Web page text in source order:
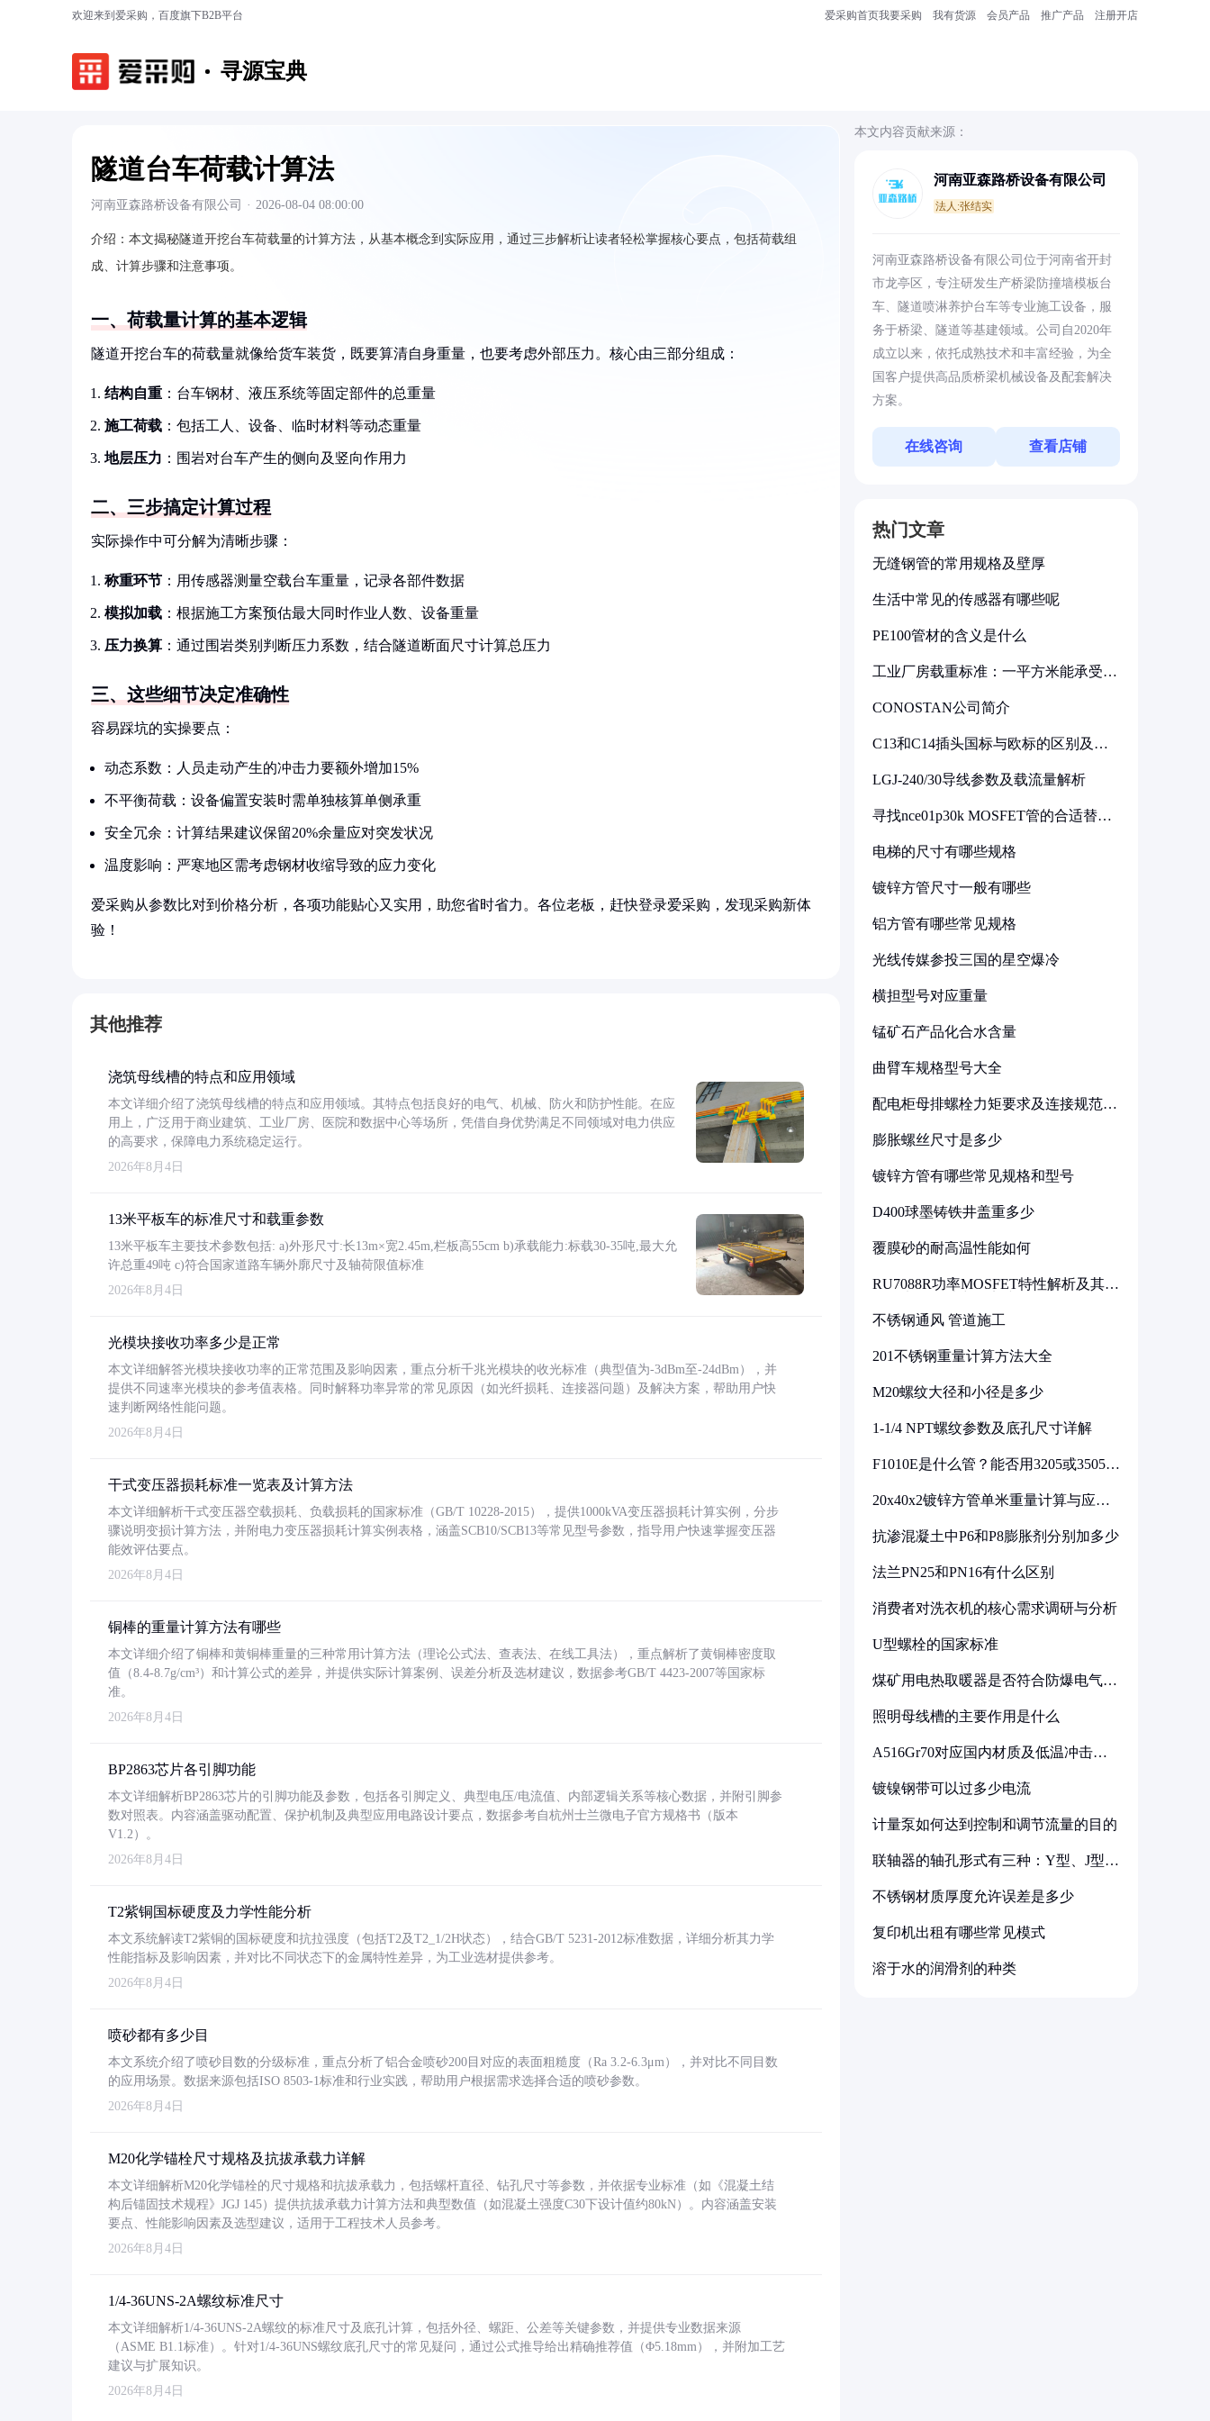
欢迎来到爱采购，百度旗下B2B平台 爱采购首页我要采购 我有货源 会员产品 推广产品 注册开店
寻源宝典
隧道台车荷载计算法
河南亚森路桥设备有限公司 · 2026-08-04 08:00:00
介绍： 本文揭秘隧道开挖台车荷载量的计算方法，从基本概念到实际应用，通过三步解析让读者轻松掌握核心要点，包括荷载组
成、计算步骤和注意事项。
一、荷载量计算的基本逻辑
隧道开挖台车的荷载量就像给货车装货，既要算清自身重量，也要考虑外部压力。核心由三部分组成：
结构自重 ：台车钢材、液压系统等固定部件的总重量
施工荷载 ：包括工人、设备、临时材料等动态重量
地层压力 ：围岩对台车产生的侧向及竖向作用力
二、三步搞定计算过程
实际操作中可分解为清晰步骤：
称重环节 ：用传感器测量空载台车重量，记录各部件数据
模拟加载 ：根据施工方案预估最大同时作业人数、设备重量
压力换算 ：通过围岩类别判断压力系数，结合隧道断面尺寸计算总压力
三、这些细节决定准确性
容易踩坑的实操要点：
动态系数：人员走动产生的冲击力要额外增加15%
不平衡荷载：设备偏置安装时需单独核算单侧承重
安全冗余：计算结果建议保留20%余量应对突发状况
温度影响：严寒地区需考虑钢材收缩导致的应力变化
爱采购从参数比对到价格分析，各项功能贴心又实用，助您省时省力。各位老板，赶快登录爱采购，发现采购新体
验！
其他推荐
浇筑母线槽的特点和应用领域
本文详细介绍了浇筑母线槽的特点和应用领域。其特点包括良好的电气、机械、防火和防护性能。在应
用上，广泛用于商业建筑、工业厂房、医院和数据中心等场所，凭借自身优势满足不同领域对电力供应
的高要求，保障电力系统稳定运行。
2026年8月4日
13米平板车的标准尺寸和载重参数
13米平板车主要技术参数包括: a)外形尺寸:长13m×宽2.45m,栏板高55cm b)承载能力:标载30-35吨,最大允
许总重49吨 c)符合国家道路车辆外廓尺寸及轴荷限值标准
2026年8月4日
光模块接收功率多少是正常
本文详细解答光模块接收功率的正常范围及影响因素，重点分析千兆光模块的收光标准（典型值为-3dBm至-24dBm），并
提供不同速率光模块的参考值表格。同时解释功率异常的常见原因（如光纤损耗、连接器问题）及解决方案，帮助用户快
速判断网络性能问题。
2026年8月4日
干式变压器损耗标准一览表及计算方法
本文详细解析干式变压器空载损耗、负载损耗的国家标准（GB/T 10228-2015），提供1000kVA变压器损耗计算实例，分步
骤说明变损计算方法，并附电力变压器损耗计算实例表格，涵盖SCB10/SCB13等常见型号参数，指导用户快速掌握变压器
能效评估要点。
2026年8月4日
铜棒的重量计算方法有哪些
本文详细介绍了铜棒和黄铜棒重量的三种常用计算方法（理论公式法、查表法、在线工具法），重点解析了黄铜棒密度取
值（8.4-8.7g/cm³）和计算公式的差异，并提供实际计算案例、误差分析及选材建议，数据参考GB/T 4423-2007等国家标
准。
2026年8月4日
BP2863芯片各引脚功能
本文详细解析BP2863芯片的引脚功能及参数，包括各引脚定义、典型电压/电流值、内部逻辑关系等核心数据，并附引脚参
数对照表。内容涵盖驱动配置、保护机制及典型应用电路设计要点，数据参考自杭州士兰微电子官方规格书（版本
V1.2）。
2026年8月4日
T2紫铜国标硬度及力学性能分析
本文系统解读T2紫铜的国标硬度和抗拉强度（包括T2及T2_1/2H状态），结合GB/T 5231-2012标准数据，详细分析其力学
性能指标及影响因素，并对比不同状态下的金属特性差异，为工业选材提供参考。
2026年8月4日
喷砂都有多少目
本文系统介绍了喷砂目数的分级标准，重点分析了铝合金喷砂200目对应的表面粗糙度（Ra 3.2-6.3μm），并对比不同目数
的应用场景。数据来源包括ISO 8503-1标准和行业实践，帮助用户根据需求选择合适的喷砂参数。
2026年8月4日
M20化学锚栓尺寸规格及抗拔承载力详解
本文详细解析M20化学锚栓的尺寸规格和抗拔承载力，包括螺杆直径、钻孔尺寸等参数，并依据专业标准（如《混凝土结
构后锚固技术规程》JGJ 145）提供抗拔承载力计算方法和典型数值（如混凝土强度C30下设计值约80kN）。内容涵盖安装
要点、性能影响因素及选型建议，适用于工程技术人员参考。
2026年8月4日
1/4-36UNS-2A螺纹标准尺寸
本文详细解析1/4-36UNS-2A螺纹的标准尺寸及底孔计算，包括外径、螺距、公差等关键参数，并提供专业数据来源
（ASME B1.1标准）。针对1/4-36UNS螺纹底孔尺寸的常见疑问，通过公式推导给出精确推荐值（Φ5.18mm），并附加工艺
建议与扩展知识。
2026年8月4日
本文内容贡献来源：
河南亚森路桥设备有限公司
法人:张结实
河南亚森路桥设备有限公司位于河南省开封
市龙亭区，专注研发生产桥梁防撞墙模板台
车、隧道喷淋养护台车等专业施工设备，服
务于桥梁、隧道等基建领域。公司自2020年
成立以来，依托成熟技术和丰富经验，为全
国客户提供高品质桥梁机械设备及配套解决
方案。
在线咨询 查看店铺
热门文章
无缝钢管的常用规格及壁厚
生活中常见的传感器有哪些呢
PE100管材的含义是什么
工业厂房载重标准：一平方米能承受多
CONOSTAN公司简介
C13和C14插头国标与欧标的区别及其
LGJ-240/30导线参数及载流量解析
寻找nce01p30k MOSFET管的合适替代
电梯的尺寸有哪些规格
镀锌方管尺寸一般有哪些
铝方管有哪些常见规格
光线传媒参投三国的星空爆冷
横担型号对应重量
锰矿石产品化合水含量
曲臂车规格型号大全
配电柜母排螺栓力矩要求及连接规范详
膨胀螺丝尺寸是多少
镀锌方管有哪些常见规格和型号
D400球墨铸铁井盖重多少
覆膜砂的耐高温性能如何
RU7088R功率MOSFET特性解析及其在
不锈钢通风 管道施工
201不锈钢重量计算方法大全
M20螺纹大径和小径是多少
1-1/4 NPT螺纹参数及底孔尺寸详解
F1010E是什么管？能否用3205或3505代
20x40x2镀锌方管单米重量计算与应用
抗渗混凝土中P6和P8膨胀剂分别加多少
法兰PN25和PN16有什么区别
消费者对洗衣机的核心需求调研与分析
U型螺栓的国家标准
煤矿用电热取暖器是否符合防爆电气设
照明母线槽的主要作用是什么
A516Gr70对应国内材质及低温冲击要
镀镍钢带可以过多少电流
计量泵如何达到控制和调节流量的目的
联轴器的轴孔形式有三种：Y型、J型、
不锈钢材质厚度允许误差是多少
复印机出租有哪些常见模式
溶于水的润滑剂的种类